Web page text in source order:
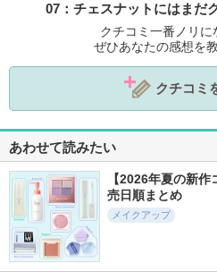
07：チェスナットにはまだ
クチコミ一番ノリに
ぜひあなたの感想を
クチコミ
あわせて読みたい
【2026年夏の新
売日順まとめ
メイクアップ